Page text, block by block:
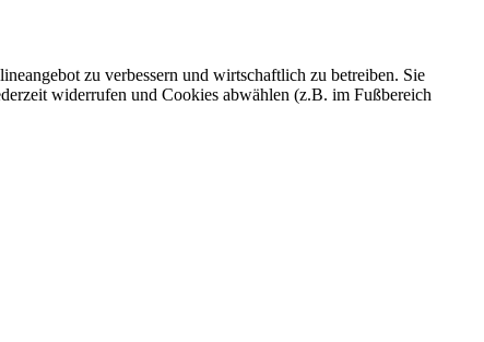
zu verbessern und wirtschaftlich zu betreiben. Sie
widerrufen und Cookies abwählen (z.B. im Fußbereich